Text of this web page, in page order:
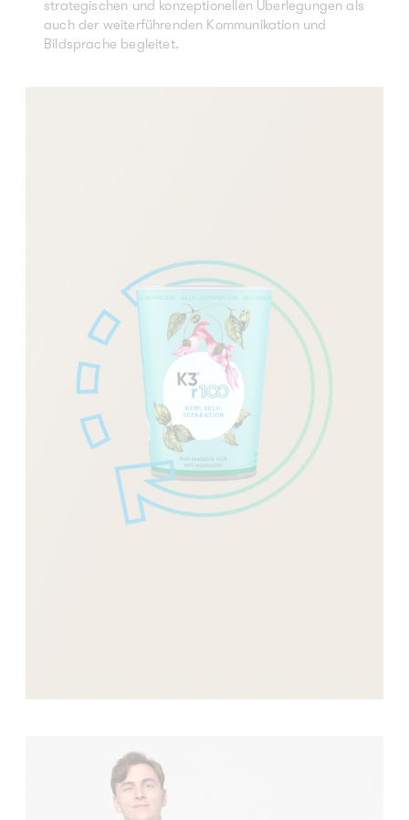
strategischen und konzeptionellen Überlegungen als
auch der weiterführenden Kommunikation und
Bildsprache begleitet.